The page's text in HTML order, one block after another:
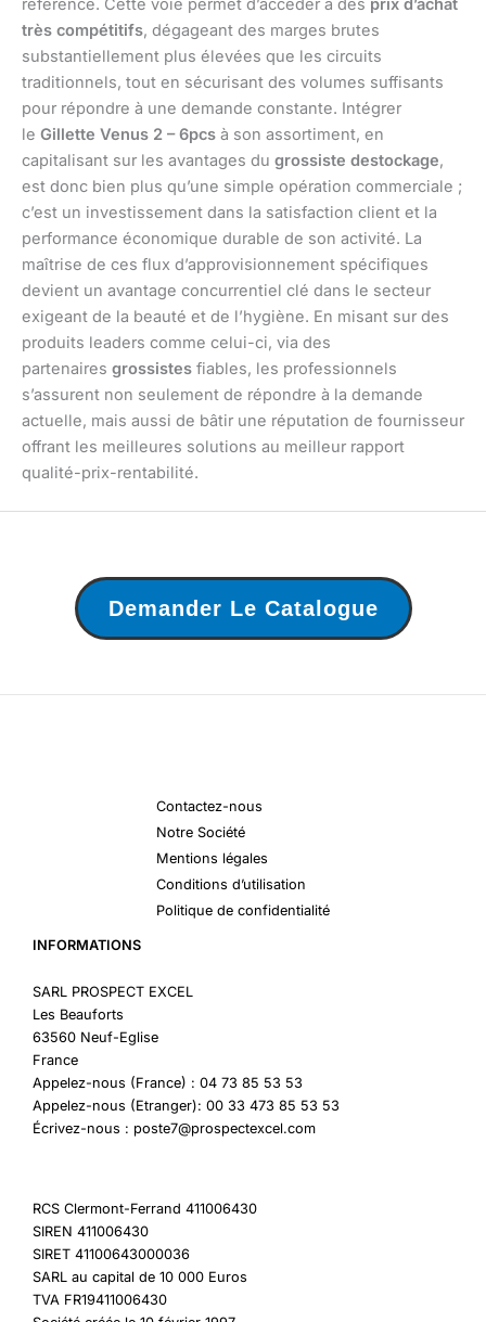
référence. Cette voie permet d’accéder à des prix d’achat
très compétitifs, dégageant des marges brutes
substantiellement plus élevées que les circuits
traditionnels, tout en sécurisant des volumes suffisants
pour répondre à une demande constante. Intégrer
le Gillette Venus 2 – 6pcs à son assortiment, en
capitalisant sur les avantages du grossiste destockage,
est donc bien plus qu’une simple opération commerciale ;
c’est un investissement dans la satisfaction client et la
performance économique durable de son activité. La
maîtrise de ces flux d’approvisionnement spécifiques
devient un avantage concurrentiel clé dans le secteur
exigeant de la beauté et de l’hygiène. En misant sur des
produits leaders comme celui-ci, via des
partenaires grossistes fiables, les professionnels
s’assurent non seulement de répondre à la demande
actuelle, mais aussi de bâtir une réputation de fournisseur
offrant les meilleures solutions au meilleur rapport
qualité-prix-rentabilité.
Demander Le Catalogue
Contactez-nous
Notre Société
Mentions légales
Conditions d’utilisation
Politique de confidentialité
INFORMATIONS
SARL PROSPECT EXCEL
Les Beauforts
63560 Neuf-Eglise
France
Appelez-nous (France) : 04 73 85 53 53
Appelez-nous (Etranger): 00 33 473 85 53 53
Écrivez-nous : poste7@prospectexcel.com
RCS Clermont-Ferrand 411006430
SIREN 411006430
SIRET 41100643000036
SARL au capital de 10 000 Euros
TVA FR19411006430